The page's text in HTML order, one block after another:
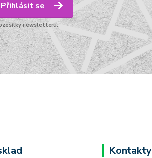
Přihlásit se
newsletteru.
Kontakty